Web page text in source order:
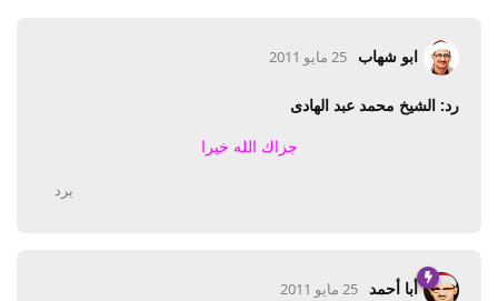
ابو شهاب 25 مايو 2011
رد: الشيخ محمد عبد الهادى
جزاك الله خيرا
يرد
أبا أحمد 25 مايو 2011